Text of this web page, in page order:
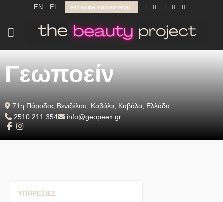
Μετάβαση
περιεχόμενο
EN EL ΕΓΓΡΑΦΉ ΕΠΙΧΕΊΡΗΣΗΣ
Γεωποείν
71η Πάροδος Βενιζέλου, Καβάλα, Καβάλα, Ελλάδα
2510 211 354
info@geopeen.gr
ΥΠΗΡΕΣΊΕΣ